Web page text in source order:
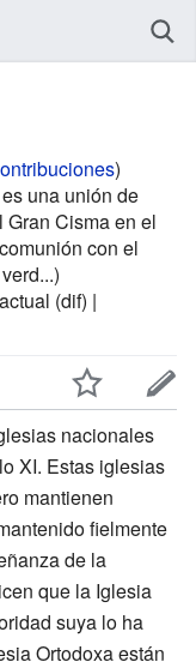
)
una unión de
Cisma en el
con el
(dif) |
nacionales
XI. Estas iglesias
mantienen
fielmente
de la
que la Iglesia
suya lo ha
Ortodoxa están